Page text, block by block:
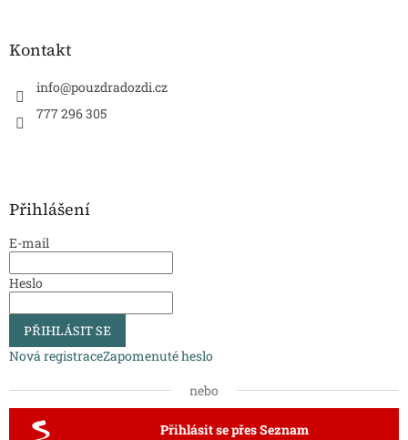
Kontakt
info@pouzdradozdi.cz
777 296 305
Přihlášení
E-mail
Heslo
PŘIHLÁSIT SE
Nová registraceZapomenuté heslo
nebo
Přihlásit se přes Seznam